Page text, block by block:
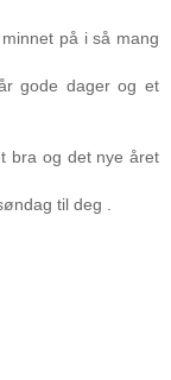
på i så mang
gode dager og et
bra og det nye året
til deg .